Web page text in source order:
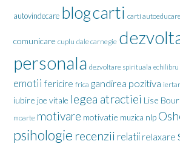
autovindecare blogcarti carti
comunicare cuplu dale carnegie
personala dezvoltare spirituala echilibru
emotii fericire frica gandirea pozitiva
iubire joe vitale legea atractiei Lise
moarte motivare motivatie muzica nlp
psihologie recenzii relatii relaxare